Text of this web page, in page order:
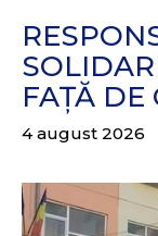
FAȚĂ DE
4 august 2026